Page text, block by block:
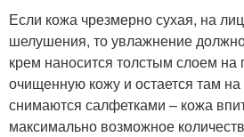
Если кожа чрезмерно сухая, на
шелушения, то увлажнение
крем наносится толстым слоем на
очищенную кожу и остается там
снимаются салфетками – кожа
максимально возможное